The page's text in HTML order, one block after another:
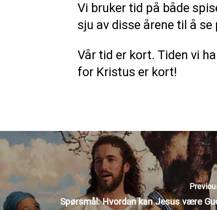
Vi bruker tid på både
sju av disse årene til å
Vår tid er kort. Tiden vi
for Kristus er kort!
Spørsmål: Hvordan kan Jesus være